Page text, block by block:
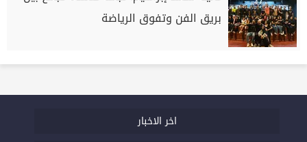
بريق الفن وتفوق الرياضة
اخر الاخبار